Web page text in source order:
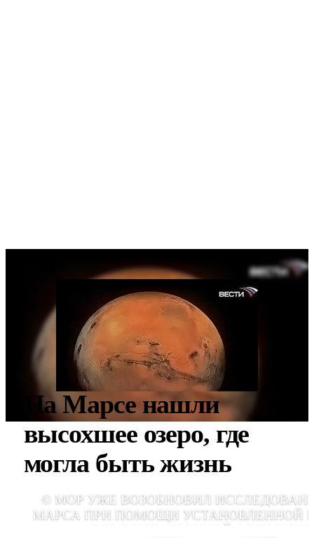
На Марсе нашли
высохшее озеро, где
могла быть жизнь
© МОР УЖЕ ВОЗОБНОВИЛ
МАРСА ПРИ ПОМОЩИ УСТАНОВЛЕННОЙ
ЕГО БОРТУ НАУЧНОЙ